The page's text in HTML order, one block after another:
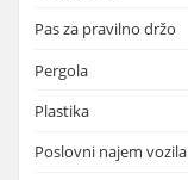
Pas za pravilno držo
Pergola
Plastika
Poslovni najem vozila